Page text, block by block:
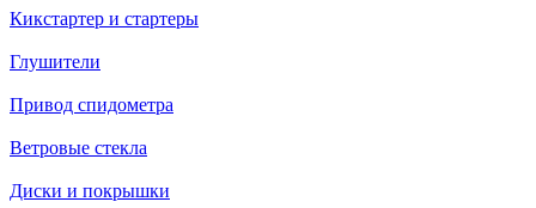
Кикстартер и стартеры
Глушители
Привод спидометра
Ветровые стекла
Диски и покрышки